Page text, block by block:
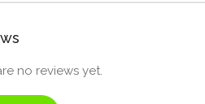
no reviews yet.